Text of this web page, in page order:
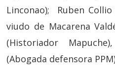
Linconao); Ruben
viudo de Macarena
(Historiador
(Abogada defensora